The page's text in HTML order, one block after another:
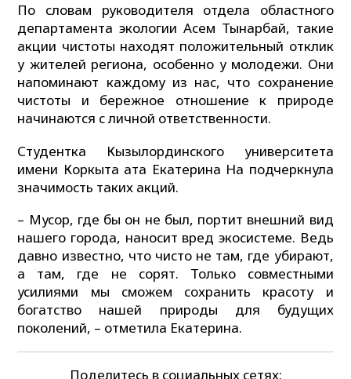
По словам руководителя отдела областного
департамента экологии Асем Тынарбай, такие
акции чистоты находят положительный отклик
у жителей региона, особенно у молодежи. Они
напоминают каждому из нас, что сохранение
чистоты и бережное отношение к природе
начинаются с личной ответственности.
Студентка Кызылординского университета
имени Коркыта ата Екатерина На подчеркнула
значимость таких акций.
– Мусор, где бы он не был, портит внешний вид
нашего города, наносит вред экосистеме. Ведь
давно известно, что чисто не там, где убирают,
а там, где не сорят. Только совместными
усилиями мы сможем сохранить красоту и
богатство нашей природы для будущих
поколений, – отметила Екатерина.
Поделитесь в социальных сетях: